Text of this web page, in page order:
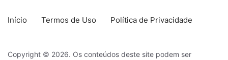
Início Termos de Uso Política de Privacidade
Copyright © 2026. Os conteúdos deste site podem ser